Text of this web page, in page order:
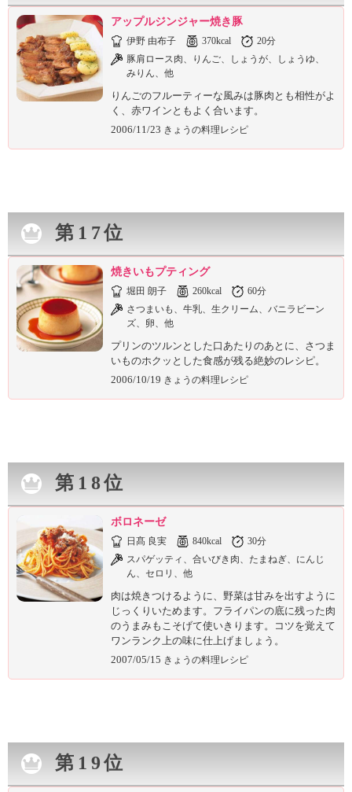
アップルジンジャー焼き豚
伊野 由布子 370kcal
20分
豚肩ロース肉、りんご、しょうが、しょうゆ、
みりん、他
りんごのフルーティーな風みは豚肉とも相性がよ
く、赤ワインともよく合います。
2006/11/23 きょうの料理レシピ
第17位
焼きいもプティング
堀田 朗子 260kcal
60分
さつまいも、牛乳、生クリーム、バニラビーン
ズ、卵、他
プリンのツルンとした口あたりのあとに、さつま
いものホクッとした食感が残る絶妙のレシピ。
2006/10/19 きょうの料理レシピ
第18位
ボロネーゼ
日髙 良実 840kcal
30分
スパゲッティ、合いびき肉、たまねぎ、にんじ
ん、セロリ、他
肉は焼きつけるように、野菜は甘みを出すように
じっくりいためます。フライパンの底に残った肉
のうまみもこそげて使いきります。コツを覚えて
ワンランク上の味に仕上げましょう。
2007/05/15 きょうの料理レシピ
第19位